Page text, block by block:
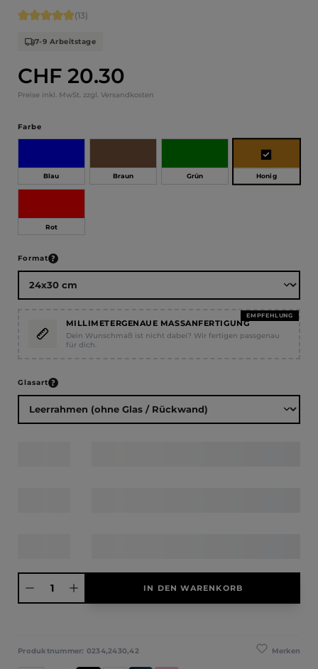
Regulärer Preis:
CHF 20.30
Preise inkl. MwSt. zzgl. Versandkosten
Durchschnittliche Bewertung von 5 von 5 Sternen
(13)
7-9 Arbeitstage
Farbeauswählen
Blau Braun Grün Honig
Rot
Formatauswählen
EMPFEHLUNG
MILLIMETERGENAUE MASSANFERTIGUNG
Dein Wunschmaß ist nicht dabei? Wir fertigen passgenau
für dich.
Glasartauswählen
IN DEN WARENKORB
Merken
Produktnummer: 0234,2430,42